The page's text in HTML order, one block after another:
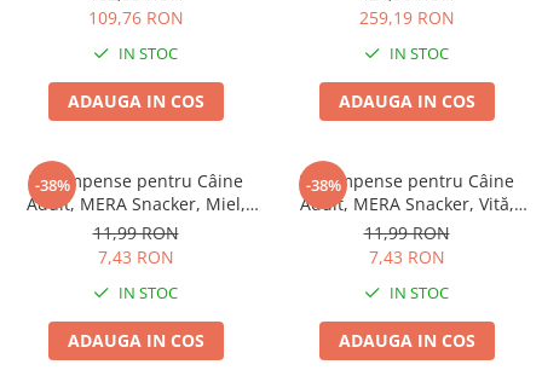
Îngrijire Rozătoare
Așternut Igienic Rozătoare
Cuști Rozătoare
Pești
Acvarii
Accesorii Acvarii
Hrană Pești
Hrană Broaște Țestoase
Întreținere Acvariu
Tratament Apă
109,76 RON
IN STOC
ADAUGA IN COS
Rasele, Porc și Orez, 12kg
259,19 RON
IN STOC
ADAUGA IN COS
-38%
Recompense pentru Câine
Adult, MERA Snacker, Miel,
200g
11,99 RON
7,43 RON
IN STOC
ADAUGA IN COS
-38%
Recompense pentru Câine
Adult, MERA Snacker, Vită,
200g
11,99 RON
7,43 RON
IN STOC
ADAUGA IN COS